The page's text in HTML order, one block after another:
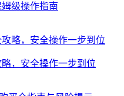
级操作指南
，安全操作一步到位